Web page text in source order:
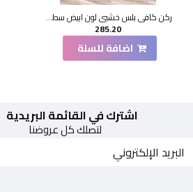
ركن كافي بلس خشبي لون ابيض سطح خشبي 100*33*95سم
285.20
اضافة للسلة
اشترك في القائمة البريدية
لتصلك كل عروضنا